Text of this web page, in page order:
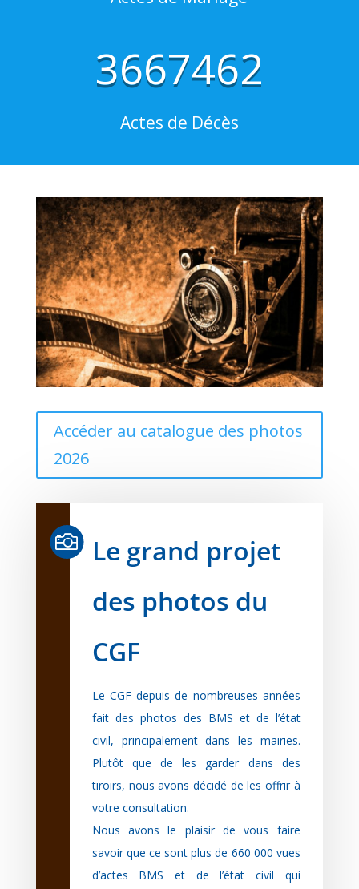
3667462
Actes de Décès
Accéder au catalogue des photos
2026

Le grand projet
des photos du
CGF
Le CGF depuis de nombreuses années
fait des photos des BMS et de l’état
civil, principalement dans les mairies.
Plutôt que de les garder dans des
tiroirs, nous avons décidé de les offrir à
votre consultation.
Nous avons le plaisir de vous faire
savoir que ce sont plus de 660 000 vues
d’actes BMS et de l’état civil qui